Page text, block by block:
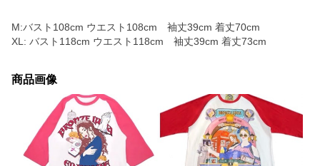
M:バスト108cm ウエスト108cm 袖丈39cm 着丈70cm
XL: バスト118cm ウエスト118cm 袖丈39cm 着丈73cm
商品画像